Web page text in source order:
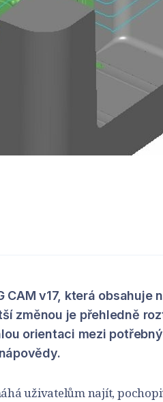
CAM v17, která obsahuje
změnou je přehledně
orientaci mezi
uživatelům najít,